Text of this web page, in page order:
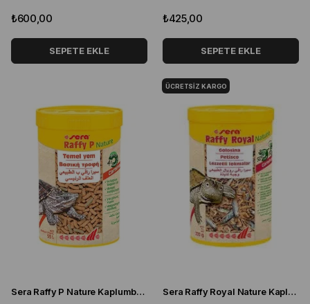
₺600,00
SEPETE EKLE
₺425,00
SEPETE EKLE
Sera Raffy P Nature Kaplumbağa Yemi 250 ML Sera Raffy Royal Nature Kaplumbağa Yemi 1000 ML
ÜCRETSIZ KARGO